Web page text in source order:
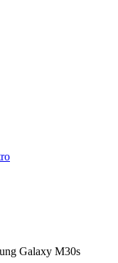
Galaxy M30s